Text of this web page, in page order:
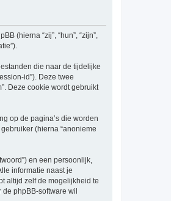
(hierna “zij”, “hun”, “zijn”,
die naar de tijdelijke
id”). Deze twee
Deze cookie wordt gebruikt
op de pagina’s die worden
(hierna “anonieme
en een persoonlijk,
informatie naast je
altijd zelf de mogelijkheid te
phpBB-software wil